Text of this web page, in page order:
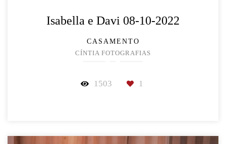
Isabella e Davi 08-10-2022
CASAMENTO
CÍNTIA FOTOGRAFIAS
1503 1